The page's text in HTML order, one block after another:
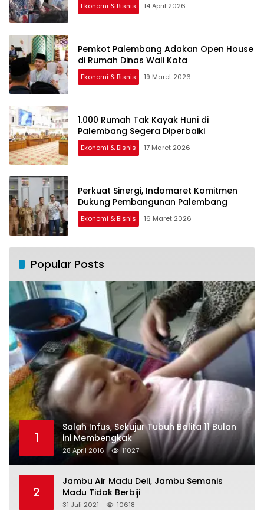
Ekonomi & Bisnis 14 April 2026
Pemkot Palembang Adakan Open House
di Rumah Dinas Wali Kota
Ekonomi & Bisnis 19 Maret 2026
1.000 Rumah Tak Kayak Huni di
Palembang Segera Diperbaiki
Ekonomi & Bisnis 17 Maret 2026
Perkuat Sinergi, Indomaret Komitmen
Dukung Pembangunan Palembang
Ekonomi & Bisnis 16 Maret 2026
Popular Posts
1
Salah Infus, Sekujur Tubuh Balita 11 Bulan
ini Membengkak
28 April 2016 11027
2
Jambu Air Madu Deli, Jambu Semanis
Madu Tidak Berbiji
31 Juli 2021 10618